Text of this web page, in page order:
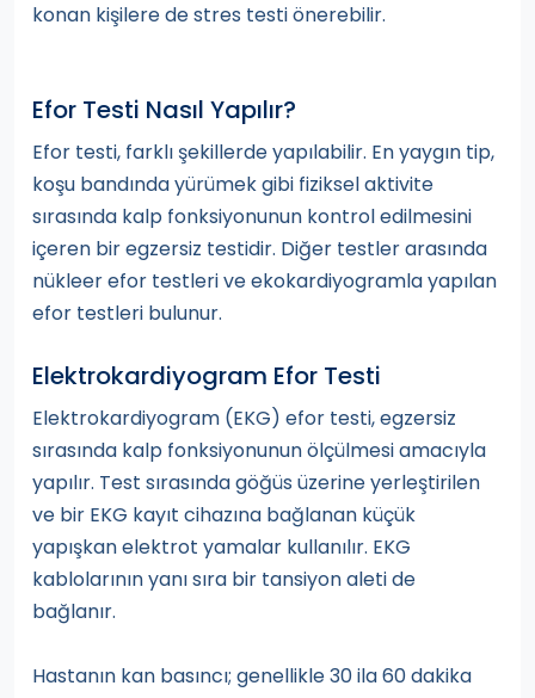
konan kişilere de stres testi önerebilir.
Efor Testi Nasıl Yapılır?
Efor testi, farklı şekillerde yapılabilir. En yaygın tip,
koşu bandında yürümek gibi fiziksel aktivite
sırasında kalp fonksiyonunun kontrol edilmesini
içeren bir egzersiz testidir. Diğer testler arasında
nükleer efor testleri ve ekokardiyogramla yapılan
efor testleri bulunur.
Elektrokardiyogram Efor Testi
Elektrokardiyogram (EKG) efor testi, egzersiz
sırasında kalp fonksiyonunun ölçülmesi amacıyla
yapılır. Test sırasında göğüs üzerine yerleştirilen
ve bir EKG kayıt cihazına bağlanan küçük
yapışkan elektrot yamalar kullanılır. EKG
kablolarının yanı sıra bir tansiyon aleti de
bağlanır.
Hastanın kan basıncı; genellikle 30 ila 60 dakika